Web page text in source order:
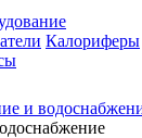
Калориферы
и